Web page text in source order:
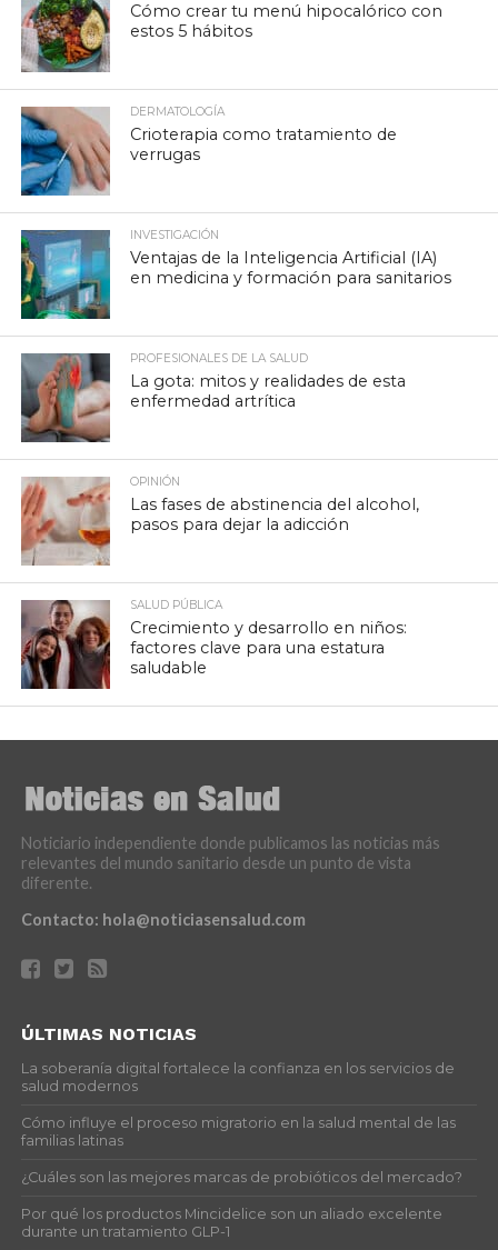
Cómo crear tu menú hipocalórico con
estos 5 hábitos
DERMATOLOGÍA
Crioterapia como tratamiento de
verrugas
INVESTIGACIÓN
Ventajas de la Inteligencia Artificial (IA)
en medicina y formación para sanitarios
PROFESIONALES DE LA SALUD
La gota: mitos y realidades de esta
enfermedad artrítica
OPINIÓN
Las fases de abstinencia del alcohol,
pasos para dejar la adicción
SALUD PÚBLICA
Crecimiento y desarrollo en niños:
factores clave para una estatura
saludable
Noticiario independiente donde publicamos las noticias más
relevantes del mundo sanitario desde un punto de vista
diferente.
Contacto: hola@noticiasensalud.com
ÚLTIMAS NOTICIAS
La soberanía digital fortalece la confianza en los servicios de
salud modernos
Cómo influye el proceso migratorio en la salud mental de las
familias latinas
¿Cuáles son las mejores marcas de probióticos del mercado?
Por qué los productos Mincidelice son un aliado excelente
durante un tratamiento GLP-1